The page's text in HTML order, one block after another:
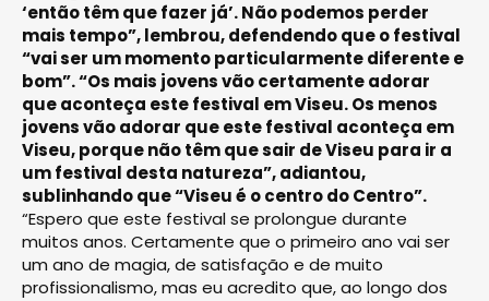
‘então têm que fazer já’. Não podemos perder
mais tempo”, lembrou, defendendo que o festival
“vai ser um momento particularmente diferente e
bom”. “Os mais jovens vão certamente adorar
que aconteça este festival em Viseu. Os menos
jovens vão adorar que este festival aconteça em
Viseu, porque não têm que sair de Viseu para ir a
um festival desta natureza”, adiantou,
sublinhando que “Viseu é o centro do Centro”.
“Espero que este festival se prolongue durante
muitos anos. Certamente que o primeiro ano vai ser
um ano de magia, de satisfação e de muito
profissionalismo, mas eu acredito que, ao longo dos